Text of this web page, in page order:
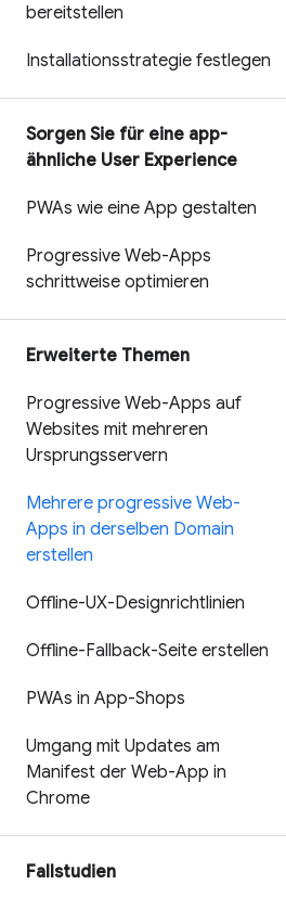
bereitstellen
Installationsstrategie festlegen
Sorgen Sie für eine app-
ähnliche User Experience
PWAs wie eine App gestalten
Progressive Web-Apps
schrittweise optimieren
Erweiterte Themen
Progressive Web-Apps auf
Websites mit mehreren
Ursprungsservern
Mehrere progressive Web-
Apps in derselben Domain
erstellen
Offline-UX-Designrichtlinien
Offline-Fallback-Seite erstellen
PWAs in App-Shops
Umgang mit Updates am
Manifest der Web-App in
Chrome
Fallstudien